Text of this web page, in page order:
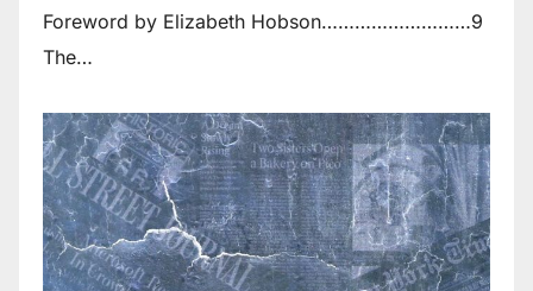
Foreword by Elizabeth Hobson………………………9
The…